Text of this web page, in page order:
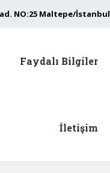
NO:25 Maltepe/İstanbul
Faydalı Bilgiler
İletişim